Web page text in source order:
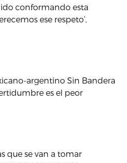
conformando esta
ese respeto’,
argentino Sin Bandera
es el peor
que se van a tomar